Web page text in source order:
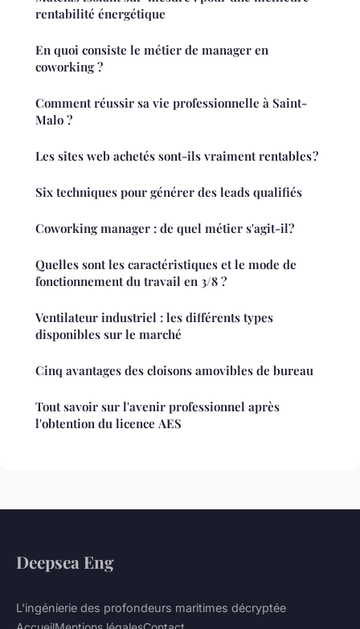
rentabilité énergétique
En quoi consiste le métier de manager en
coworking ?
Comment réussir sa vie professionnelle à Saint-
Malo ?
Les sites web achetés sont-ils vraiment rentables ?
Six techniques pour générer des leads qualifiés
Coworking manager : de quel métier s'agit-il?
Quelles sont les caractéristiques et le mode de
fonctionnement du travail en 3/8 ?
Ventilateur industriel : les différents types
disponibles sur le marché
Cinq avantages des cloisons amovibles de bureau
Tout savoir sur l'avenir professionnel après
l'obtention du licence AES
Deepsea Eng
L'ingénierie des profondeurs maritimes décryptée